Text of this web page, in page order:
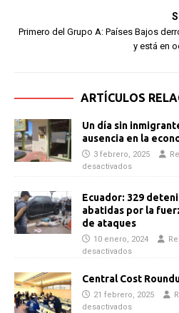
Primero del Grupo A: Países Bajos
y está en
ARTÍCULOS
Un día sin
ausencia en la
3 febrero, 2025
desactivados
Ecuador: 329
abatidas por la
de ataques
10 enero, 2024
desactivados
Central Cost
21 febrero, 2025
desactivados